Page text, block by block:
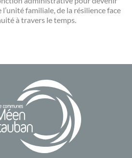
familiale, de la résilience face
à travers le temps.